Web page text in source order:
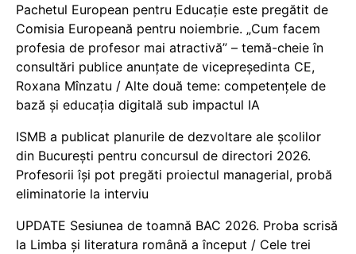
Pachetul European pentru Educație este pregătit de
Comisia Europeană pentru noiembrie. „Cum facem
profesia de profesor mai atractivă” – temă-cheie în
consultări publice anunțate de vicepreședinta CE,
Roxana Mînzatu / Alte două teme: competențele de
bază și educația digitală sub impactul IA
ISMB a publicat planurile de dezvoltare ale școlilor
din București pentru concursul de directori 2026.
Profesorii își pot pregăti proiectul managerial, probă
eliminatorie la interviu
UPDATE Sesiunea de toamnă BAC 2026. Proba scrisă
la Limba și literatura română a început / Cele trei